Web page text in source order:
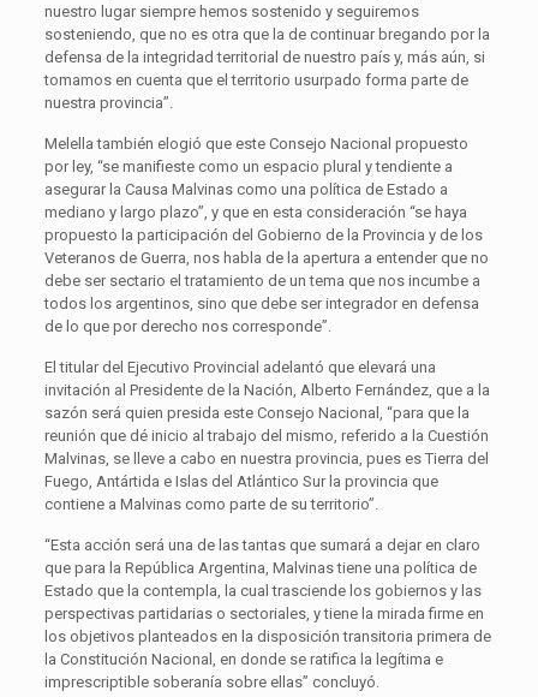
nuestro lugar siempre hemos sostenido y seguiremos
sosteniendo, que no es otra que la de continuar bregando por la
defensa de la integridad territorial de nuestro país y, más aún, si
tomamos en cuenta que el territorio usurpado forma parte de
nuestra provincia”.
Melella también elogió que este Consejo Nacional propuesto
por ley, “se manifieste como un espacio plural y tendiente a
asegurar la Causa Malvinas como una política de Estado a
mediano y largo plazo”, y que en esta consideración “se haya
propuesto la participación del Gobierno de la Provincia y de los
Veteranos de Guerra, nos habla de la apertura a entender que no
debe ser sectario el tratamiento de un tema que nos incumbe a
todos los argentinos, sino que debe ser integrador en defensa
de lo que por derecho nos corresponde”.
El titular del Ejecutivo Provincial adelantó que elevará una
invitación al Presidente de la Nación, Alberto Fernández, que a la
sazón será quien presida este Consejo Nacional, “para que la
reunión que dé inicio al trabajo del mismo, referido a la Cuestión
Malvinas, se lleve a cabo en nuestra provincia, pues es Tierra del
Fuego, Antártida e Islas del Atlántico Sur la provincia que
contiene a Malvinas como parte de su territorio”.
“Esta acción será una de las tantas que sumará a dejar en claro
que para la República Argentina, Malvinas tiene una política de
Estado que la contempla, la cual trasciende los gobiernos y las
perspectivas partidarias o sectoriales, y tiene la mirada firme en
los objetivos planteados en la disposición transitoria primera de
la Constitución Nacional, en donde se ratifica la legítima e
imprescriptible soberanía sobre ellas” concluyó.